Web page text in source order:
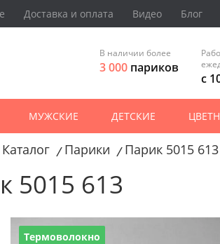
Доставка и оплата Видео Блог
В наличии более
3 000 париков
с
МУЖСКИЕ ДЕТСКИЕ
Каталог / Парики / Парик 5015 613
5015 613
Термоволокно